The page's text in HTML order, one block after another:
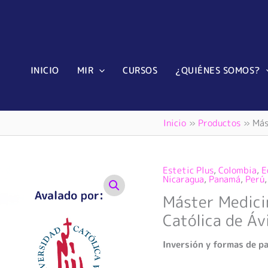
INICIO MIR CURSOS ¿QUIÉNES SOMOS?
Inicio Productos
Estetic Plus, Colombia,
Nicaragua, Panamá, Perú,
Máster
Católica de
Inversión y formas de
Máster
Medicina
Estética
-
Universidad
Católica